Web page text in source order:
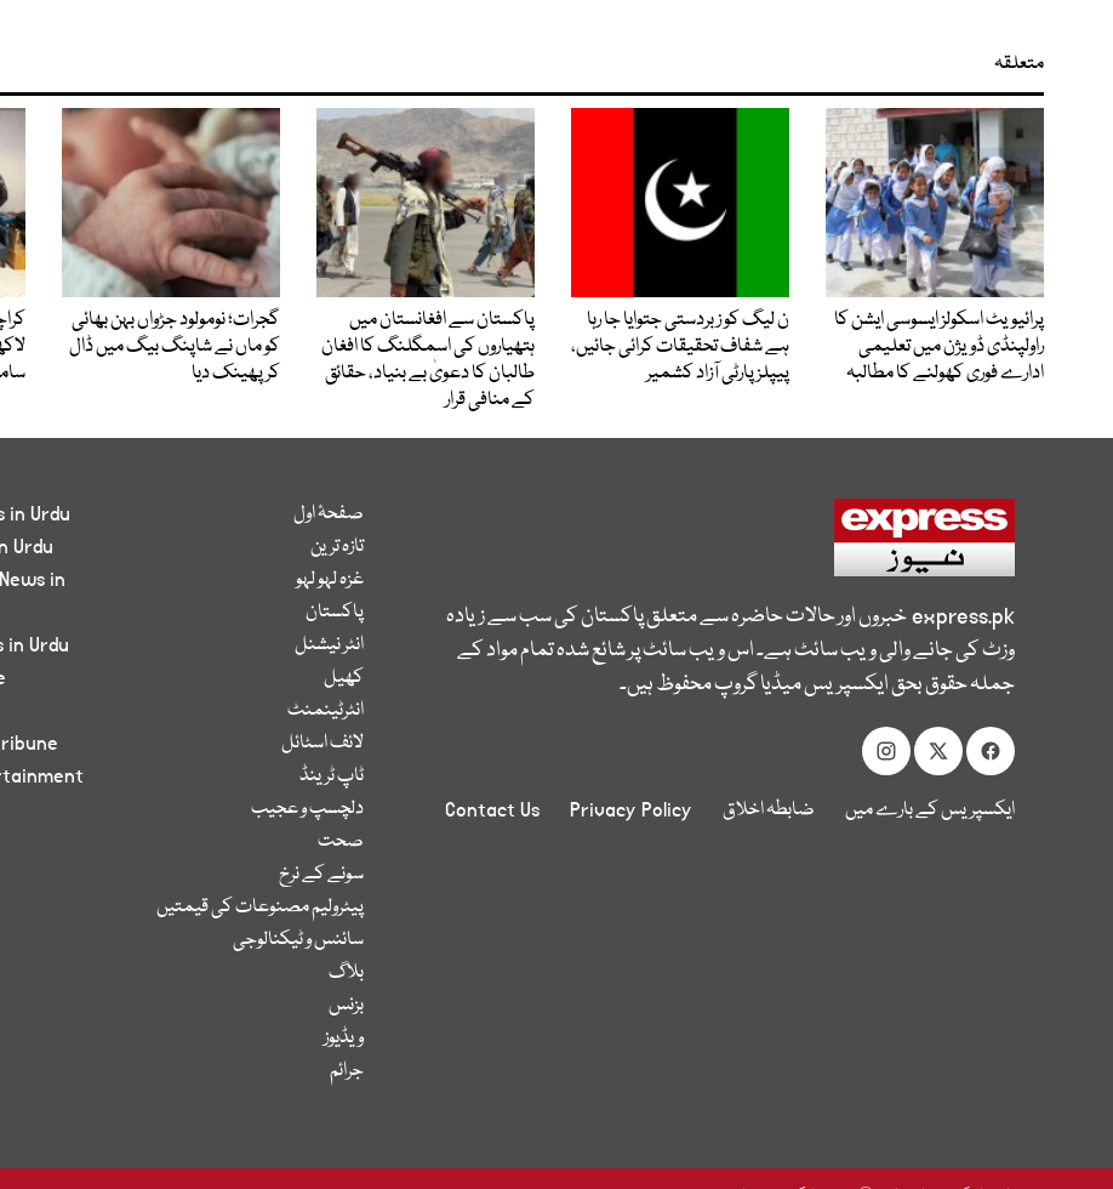
متعلقہ
پرائیویٹ اسکولز ایسوسی ایشن کا
راولپنڈی ڈویژن میں تعلیمی
ادارے فوری کھولنے کا مطالبہ
ن لیگ کو زبردستی جتوایا جا رہا
ہے شفاف تحقیقات کرائی جائیں،
پیپلز پارٹی آزاد کشمیر
پاکستان سے افغانستان میں
ہتھیاروں کی اسمگلنگ کا افغان
طالبان کا دعویٰ بے بنیاد، حقائق
کے منافی قرار
گجرات؛ نومولود جڑواں بہن بھائی
کو ماں نے شاپنگ بیگ میں ڈال
کر پھینک دیا
express.pkخبروں اور حالات حاضرہ سے متعلق پاکستان کی سب سے زیادہ
وزٹ کی جانے والی ویب سائٹ ہے۔ اس ویب سائٹ پر شائع شدہ تمام مواد کے
جملہ حقوق بحق ایکسپریس میڈیا گروپ محفوظ ہیں۔
ایکسپریس کے بارے میں ضابطہ اخلاق Privacy Policy
Contact Us
صفحۂ اول
تازہ ترین
غزہ لہو لہو
پاکستان
انٹر نیشنل
کھیل
انٹرٹینمنٹ
لائف اسٹائل
ٹاپ ٹرینڈ
دلچسپ و عجیب
صحت
سونے کے نرخ
پیٹرولیم مصنوعات کی قیمتیں
سائنس و ٹیکنالوجی
بلاگ
بزنس
ویڈیوز
جرائم
in Urdu
Urdu
in
in Urdu